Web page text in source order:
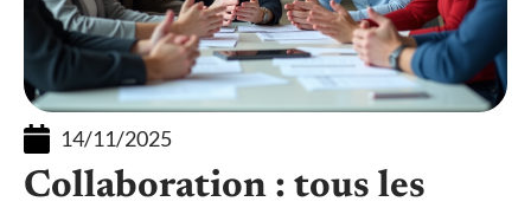
14/11/2025
Collaboration : tous les